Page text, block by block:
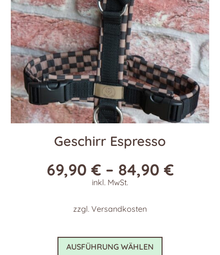
Geschirr Espresso
69,90€ – 84,90€
inkl. MwSt.
zzgl. Versandkosten
AUSFÜHRUNG WÄHLEN
Dieses